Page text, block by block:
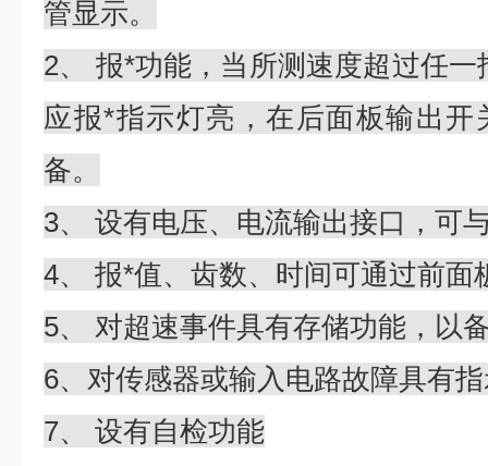
管显示。
2、 报*功能，当所测速度超过任
应报*指示灯亮，在后面板输出开
备。
3、 设有电压、电流输出接口，可
4、 报*值、齿数、时间可通过前面
5、 对超速事件具有存储功能，以
6、对传感器或输入电路故障具有
7、 设有自检功能